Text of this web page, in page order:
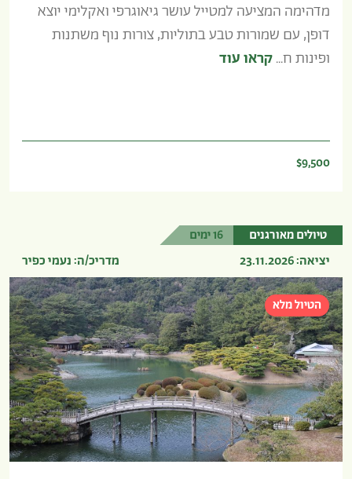
מדהימה המציעה למטייל עושר גיאוגרפי ואקלימי יוצא
דופן, עם שמורות טבע בתוליות, צורות נוף משתנות
ופינות ח...קראו עוד
$9,500
טיולים מאורגנים 16 ימים
יציאה: 23.11.2026 מדריכ/ה: נעמי כפיר
הטיול מלא